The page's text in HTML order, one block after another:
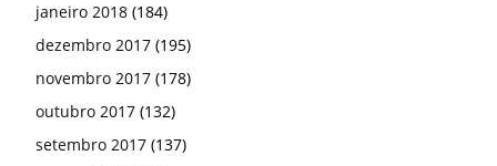
janeiro 2018 (184)
dezembro 2017 (195)
novembro 2017 (178)
outubro 2017 (132)
setembro 2017 (137)